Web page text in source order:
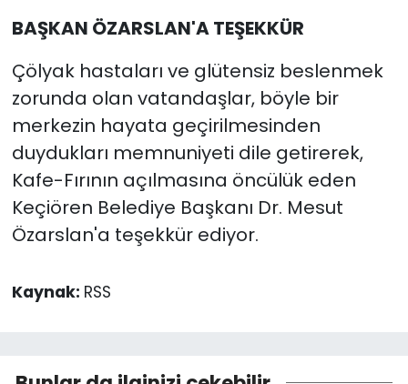
BAŞKAN ÖZARSLAN'A TEŞEKKÜR
Çölyak hastaları ve glütensiz beslenmek
zorunda olan vatandaşlar, böyle bir
merkezin hayata geçirilmesinden
duydukları memnuniyeti dile getirerek,
Kafe-Fırının açılmasına öncülük eden
Keçiören Belediye Başkanı Dr. Mesut
Özarslan'a teşekkür ediyor.
Kaynak: RSS